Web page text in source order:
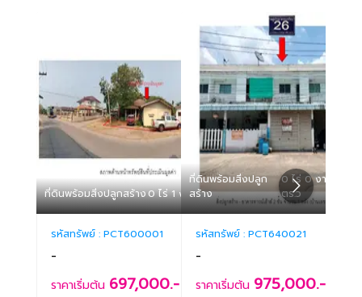
ที่ดินพร้อมสิ่งปลูกสร้าง0 ไร่ 1 งาน 0 ตร.ว
รหัสทรัพย์ : PCT600001
-
ราคาเริ่มต้น 697,000.-
ที่ดินพร้อมสิ่งปลูก
สร้าง
0 ไร่ 0 งาน 14.50
ตร.ว
รหัสทรัพย์ : PCT640021
-
ราคาเริ่มต้น 975,000.-